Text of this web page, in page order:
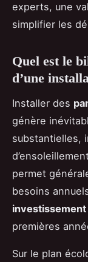
experts, une
simplifier les
Quel est le
d’une
Installer des
génère
substantielles,
permet
besoins
investissement
premières
Sur le plan